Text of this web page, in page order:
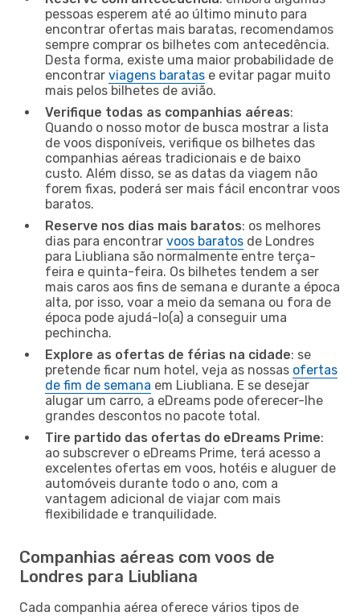
pessoas esperem até ao último minuto para
encontrar ofertas mais baratas, recomendamos
sempre comprar os bilhetes com antecedência.
Desta forma, existe uma maior probabilidade de
encontrar viagens baratas e evitar pagar muito
mais pelos bilhetes de avião.
Verifique todas as companhias aéreas:
Quando o nosso motor de busca mostrar a lista
de voos disponíveis, verifique os bilhetes das
companhias aéreas tradicionais e de baixo
custo. Além disso, se as datas da viagem não
forem fixas, poderá ser mais fácil encontrar voos
baratos.
Reserve nos dias mais baratos: os melhores
dias para encontrar voos baratos de Londres
para Liubliana são normalmente entre terça-
feira e quinta-feira. Os bilhetes tendem a ser
mais caros aos fins de semana e durante a época
alta, por isso, voar a meio da semana ou fora de
época pode ajudá-lo(a) a conseguir uma
pechincha.
Explore as ofertas de férias na cidade: se
pretende ficar num hotel, veja as nossas ofertas
de fim de semana em Liubliana. E se desejar
alugar um carro, a eDreams pode oferecer-lhe
grandes descontos no pacote total.
Tire partido das ofertas do eDreams Prime:
ao subscrever o eDreams Prime, terá acesso a
excelentes ofertas em voos, hotéis e aluguer de
automóveis durante todo o ano, com a
vantagem adicional de viajar com mais
flexibilidade e tranquilidade.
Companhias aéreas com voos de
Londres para Liubliana
Cada companhia aérea oferece vários tipos de